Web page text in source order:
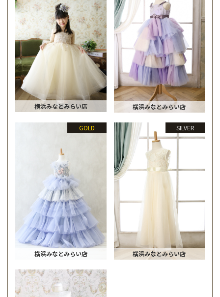
横浜みなとみらい店 横浜みなとみらい店
GOLD
横浜みなとみらい店
SILVER
横浜みなとみらい店